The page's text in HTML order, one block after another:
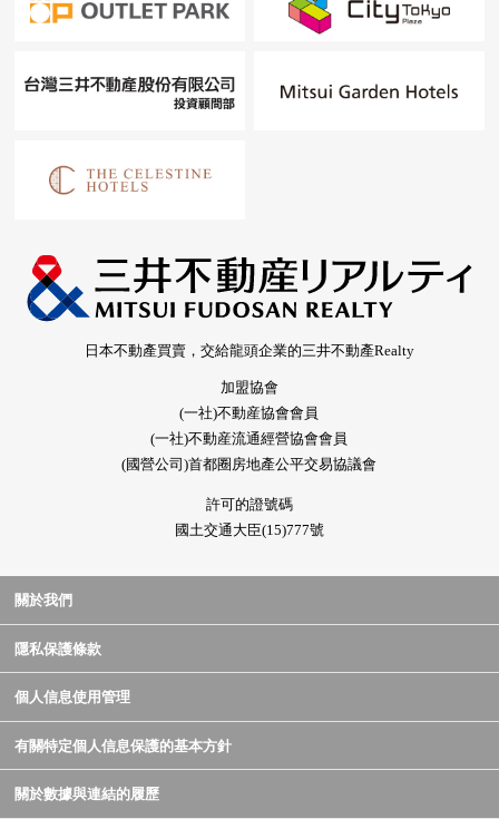
日本不動產買賣，交給龍頭企業的三井不動產Realty
加盟協會
(一社)不動産協會會員
(一社)不動産流通經營協會會員
(國營公司)首都圈房地產公平交易協議會
許可的證號碼
國土交通大臣(15)777號
關於我們
隱私保護條款
個人信息使用管理
有關特定個人信息保護的基本方針
關於數據與連結的履歷